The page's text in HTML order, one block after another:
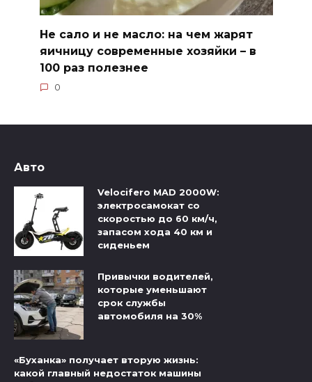
Не сало и не масло: на чем жарят
яичницу современные хозяйки – в
100 раз полезнее
0
Авто
Velocifero MAD 2000W:
электросамокат со
скоростью до 60 км/ч,
запасом хода 40 км и
сиденьем
Привычки водителей,
которые уменьшают
срок службы
автомобиля на 30%
«Буханка» получает вторую жизнь:
какой главный недостаток машины